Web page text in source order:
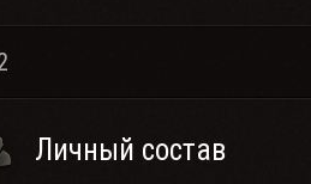
Личный состав